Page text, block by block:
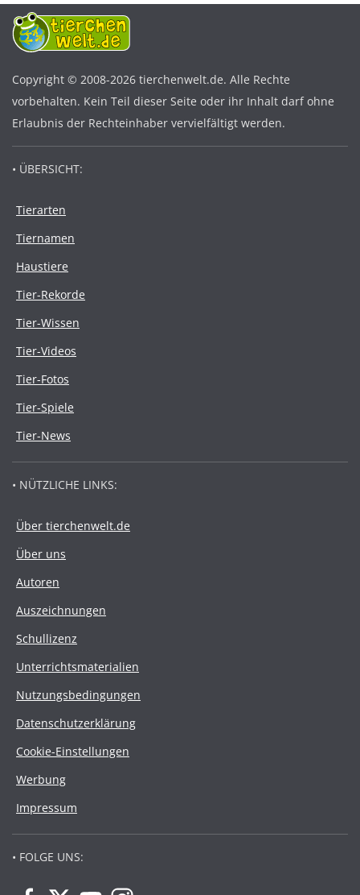
Copyright © 2008-2026 tierchenwelt.de. Alle Rechte
vorbehalten. Kein Teil dieser Seite oder ihr Inhalt darf ohne
Erlaubnis der Rechteinhaber vervielfältigt werden.
• ÜBERSICHT:
Tierarten
Tiernamen
Haustiere
Tier-Rekorde
Tier-Wissen
Tier-Videos
Tier-Fotos
Tier-Spiele
Tier-News
• NÜTZLICHE LINKS:
Über tierchenwelt.de
Über uns
Autoren
Auszeichnungen
Schullizenz
Unterrichtsmaterialien
Nutzungsbedingungen
Datenschutzerklärung
Cookie-Einstellungen
Werbung
Impressum
• FOLGE UNS: